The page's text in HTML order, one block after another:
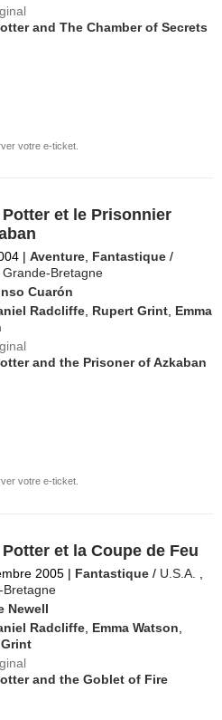
and The Chamber of Secrets
votre e-ticket.
Potter et le Prisonnier
| Aventure, Fantastique /
Grande-Bretagne
Cuarón
Radcliffe, Rupert Grint, Emma
and the Prisoner of Azkaban
votre e-ticket.
et la Coupe de Feu
2005 | Fantastique / U.S.A.
Bretagne
Newell
Radcliffe Emma Watson
and the Goblet of Fire